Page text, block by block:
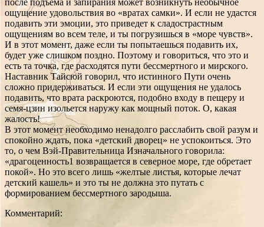
ощущение удовольствия во «вратах самки». И если не удастся
подавить эти эмоции, это приведет к сладострастным
ощущениям во всем теле, и ты погрузишься в «море чувств».
И в этот момент, даже если ты попытаешься подавить их,
будет уже слишком поздно. Поэтому и говориться, что это и
есть та точка, где расходятся пути бессмертного и мирского.
Наставник Тайсюй говорил, что истинного Пути очень
сложно придерживаться. И если эти ощущения не удалось
подавить, что врата раскроются, подобно входу в пещеру и
семя-цзин изольется наружу как мощный поток. О, какая
жалость!
В этот момент необходимо ненадолго расслабить свой разум и
спокойно ждать, пока «детский дворец» не успокоиться. Это
то, о чем Вэй-Правительница Изначального говорила:
«драгоценность1 возвращается в северное море, где обретает
покой». Но это всего лишь «желтые листья, которые лечат
детский кашель» и это ты не должна это путать с
формированием бессмертного зародыша.
Комментарий: